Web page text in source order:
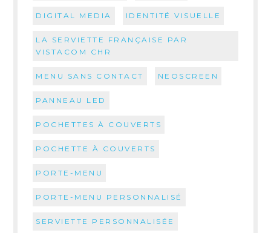
DIGITAL MEDIA IDENTITÉ VISUELLE
LA SERVIETTE FRANÇAISE PAR
VISTACOM CHR
MENU SANS CONTACT NEOSCREEN
PANNEAU LED
POCHETTES À COUVERTS
POCHETTE À COUVERTS
PORTE-MENU
PORTE-MENU PERSONNALISÉ
SERVIETTE PERSONNALISÉE